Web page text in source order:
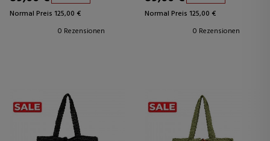
Normal Preis 125,00 €
0 Rezensionen
Normal Preis 125,00 €
0 Rezensionen